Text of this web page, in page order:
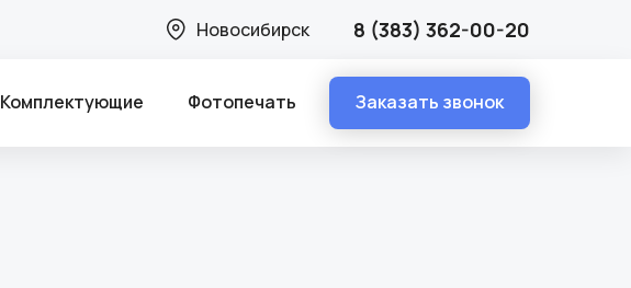
Новосибирск 8 (383) 362-00-20
Комплектующие Фотопечать Заказать звонок